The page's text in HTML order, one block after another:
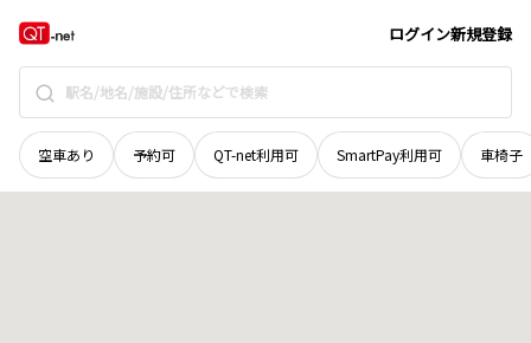
ログイン新規登録
空車あり 予約可 QT-net利用可 SmartPay利用可 車椅子
北海道